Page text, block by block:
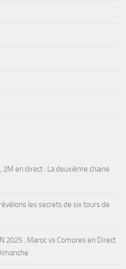
2M en direct : La deuxième chaine
les secrets de six tours de
2025 : Maroc vs Comores en Direct